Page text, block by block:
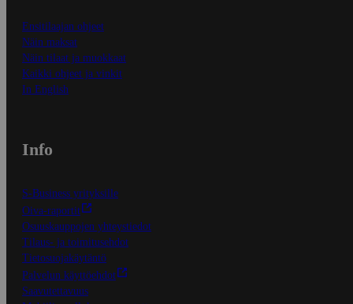
Ensitilaajan ohjeet
Näin maksat
Näin tilaat ja muokkaat
Kaikki ohjeet ja vinkit
In English
Info
S-Business yrityksille
Oiva-raportit
Osuuskauppojen yhteystiedot
Tilaus- ja toimitusehdot
Tietosuojakäytäntö
Palvelun käyttöehdot
Saavutettavuus